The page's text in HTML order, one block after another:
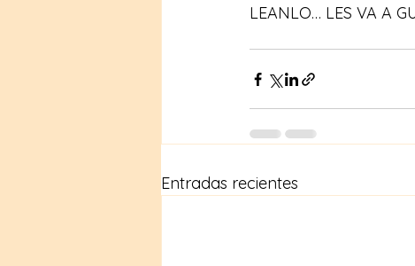
LEANLO… LES VA A
Entradas recientes